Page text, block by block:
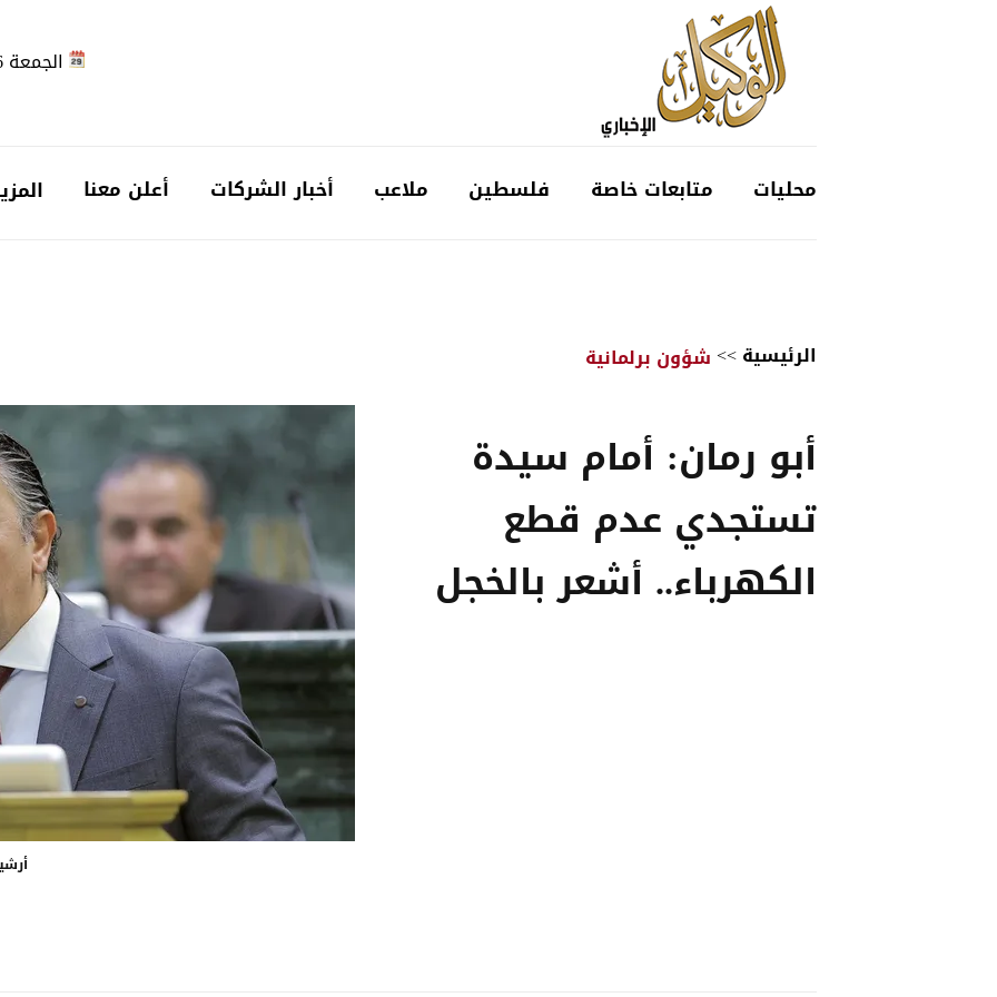
الجمعة 2026-08-07
محليات متابعات خاصة فلسطين ملاعب أخبار الشركات أعلن معنا
الرئيسية>>شؤون برلمانية
أبو رمان: أمام سيدة
تستجدي عدم قطع
الكهرباء.. أشعر بالخجل